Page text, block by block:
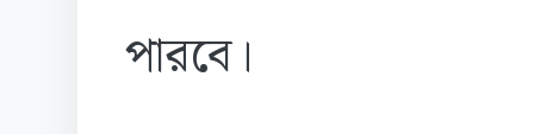
পারবে।